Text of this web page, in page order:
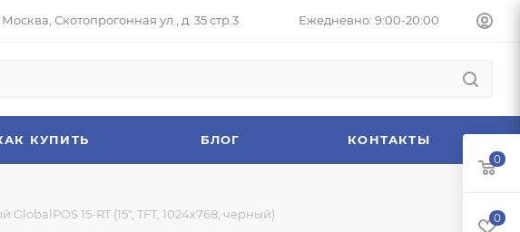
Москва, Скотопрогонная ул., д. 35 стр.3 Ежедневно: 9:00-20:00
КУПИТЬ БЛОГ КОНТАКТЫ
15-RT (15", TFT, 1024х768, черный)
0
0